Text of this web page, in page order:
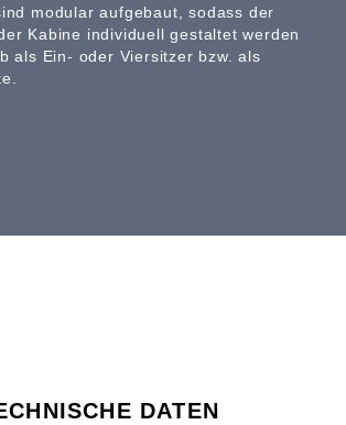
modular aufgebaut, sodass der
Kabine individuell gestaltet werden
als Ein- oder Viersitzer bzw. als
DATEN